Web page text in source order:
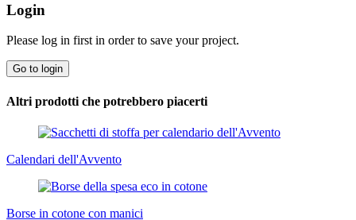
Login
Please log in first in order to save your project.
Go to login
Altri prodotti che potrebbero piacerti
Calendari dell'Avvento
Borse in cotone con manici